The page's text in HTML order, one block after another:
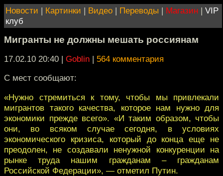
Новости | Картинки | Видео | Переводы | Магазин | VIP
клуб
Мигранты не должны мешать россиянам
17.02.10 20:40 | Goblin | 564 комментария
С мест сообщают:
«Нужно стремиться к тому, чтобы мы привлекали
мигрантов такого качества, которое нам нужно для
экономики прежде всего». «И таким образом, чтобы
они, во всяком случае сегодня, в условиях
экономического кризиса, который до конца еще не
преодолен, не создавали ненужной конкуренции на
рынке труда нашим гражданам – гражданам
Российской Федерации», — отметил Путин.